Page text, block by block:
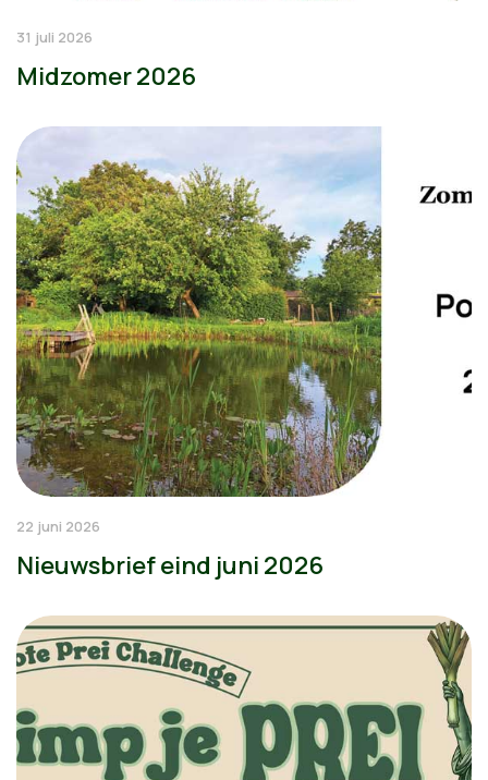
31 juli 2026
Midzomer 2026
22 juni 2026
Nieuwsbrief eind juni 2026